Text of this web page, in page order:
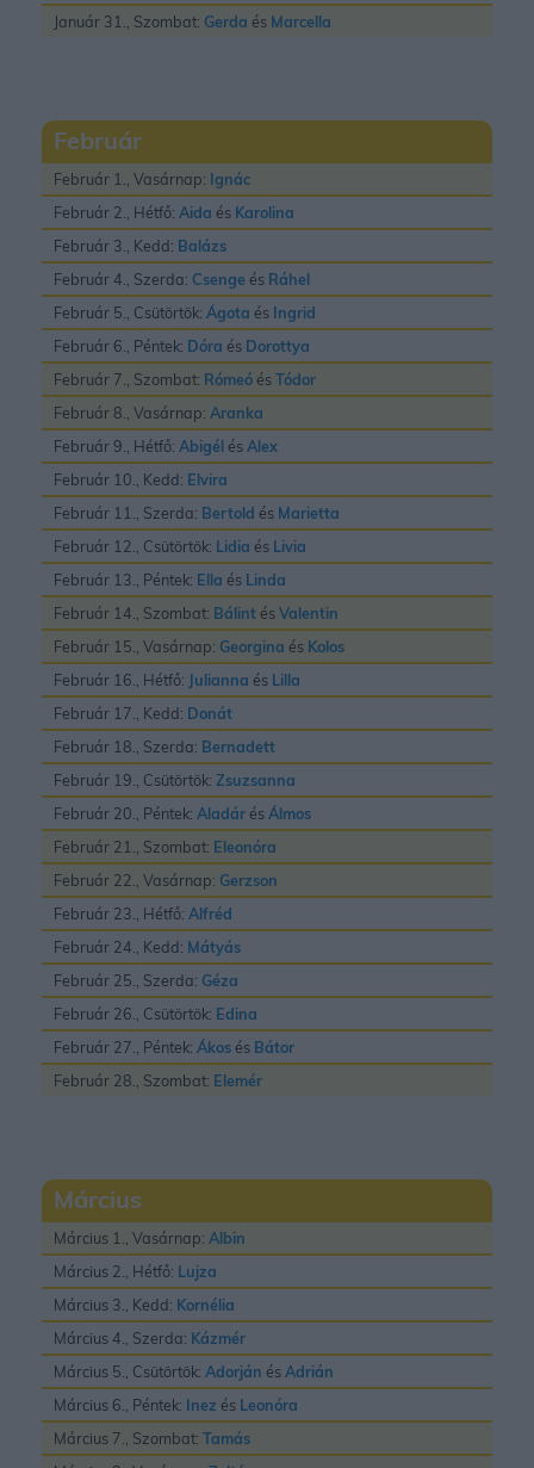
Január 31., Szombat: Gerda és Marcella
Február
Február 1., Vasárnap: Ignác
Február 2., Hétfő: Aida és Karolina
Február 3., Kedd: Balázs
Február 4., Szerda: Csenge és Ráhel
Február 5., Csütörtök: Ágota és Ingrid
Február 6., Péntek: Dóra és Dorottya
Február 7., Szombat: Rómeó ésTódor
Február 8., Vasárnap: Aranka
Február 9., Hétfő: Abigél ésAlex
Február 10., Kedd: Elvira
Február 11., Szerda: Bertold és Marietta
Február 12., Csütörtök: Lidia és Livia
Február 13., Péntek: Ella és Linda
Február 14., Szombat: Bálint ésValentin
Február 15., Vasárnap: Georgina és Kolos
Február 16., Hétfő: Julianna és Lilla
Február 17., Kedd: Donát
Február 18., Szerda: Bernadett
Február 19., Csütörtök: Zsuzsanna
Február 20., Péntek: Aladár ésÁlmos
Február 21., Szombat: Eleonóra
Február 22., Vasárnap: Gerzson
Február 23., Hétfő: Alfréd
Február 24., Kedd: Mátyás
Február 25., Szerda: Géza
Február 26., Csütörtök: Edina
Február 27., Péntek: Ákos és Bátor
Február 28., Szombat: Elemér
Március
Március 1., Vasárnap: Albin
Március 2., Hétfő: Lujza
Március 3., Kedd: Kornélia
Március 4., Szerda: Kázmér
Március 5., Csütörtök: Adorján ésAdrián
Március 6., Péntek: Inez és Leonóra
Március 7., Szombat: Tamás